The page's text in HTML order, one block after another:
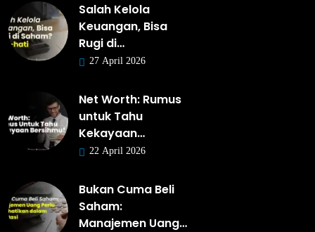
Salah Kelola
Keuangan, Bisa
Rugi di…
27 April 2026
Net Worth: Rumus
untuk Tahu
Kekayaan…
22 April 2026
Bukan Cuma Beli
Saham:
Manajemen Uang…